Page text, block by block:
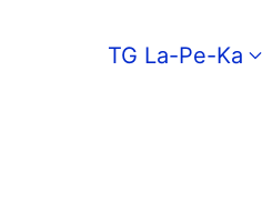
TG La-Pe-Ka